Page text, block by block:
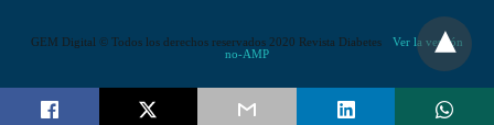
GEM Digital © Todos los derechos reservados 2020 Revista Diabetes
Ver la versión
no-AMP